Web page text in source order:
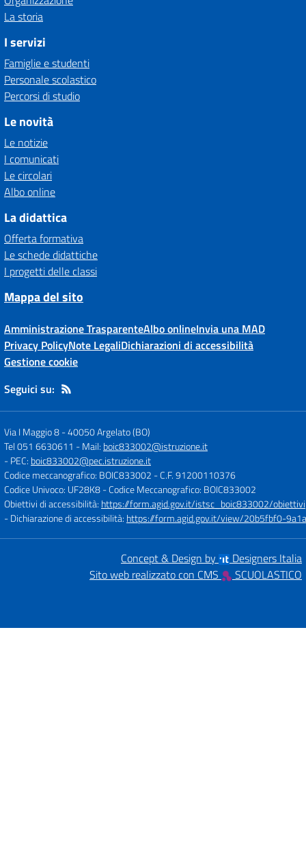
La storia
I servizi
Famiglie e studenti
Personale scolastico
Percorsi di studio
Le novità
Le notizie
I comunicati
Le circolari
Albo online
La didattica
Offerta formativa
Le schede didattiche
I progetti delle classi
Mappa del sito
Amministrazione TrasparenteAlbo onlineInvia una MAD
Privacy PolicyNote LegaliDichiarazioni di accessibilità
Gestione cookie
Seguici su:
Via I Maggio 8-40050 Argelato (BO)
Tel 051 6630611 - Mail: boic833002@istruzione.it
- PEC: boic833002@pec.istruzione.it
Codice meccanografico: BOIC833002 - C.F. 91200110376
Codice Univoco: UF28K8- Codice Meccanografico: BOIC833002
Obiettivi di accessibilità: https://form.agid.gov.it/istsc_boic833002/obiettivi
- Dichiarazione di accessibilità: https://form.agid.gov.it/view/20b5fbf0-
Concept & Design by
Designers Italia
Sito web realizzato con CMS
SCUOLASTICO